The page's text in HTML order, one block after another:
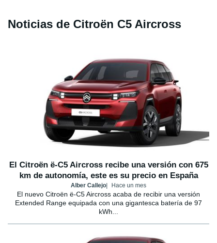
Noticias de Citroën C5 Aircross
El Citroën ë-C5 Aircross recibe una versión con 675
km de autonomía, este es su precio en España
Alber Callejo Hace un mes
El nuevo Citroën ë-C5 Aircross acaba de recibir una versión
Extended Range equipada con una gigantesca batería de 97
kWh...